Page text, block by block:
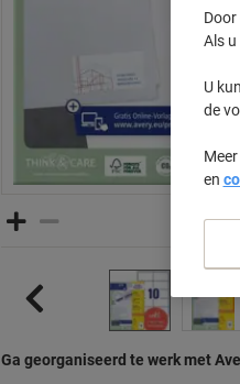
Ga georganiseerd te werk met
Als u
U
de
en